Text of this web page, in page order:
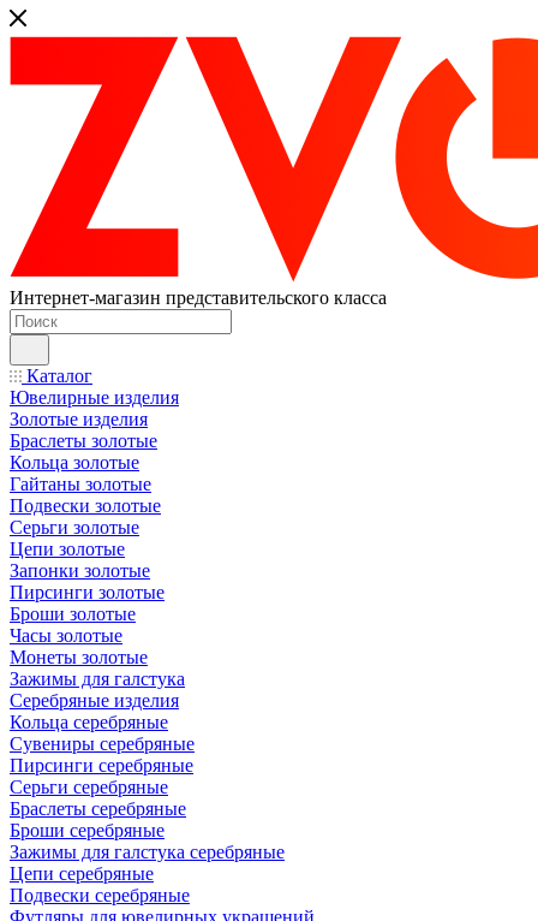
Интернет-магазин представительского класса
Каталог
Ювелирные изделия
Золотые изделия
Браслеты золотые
Кольца золотые
Гайтаны золотые
Подвески золотые
Серьги золотые
Цепи золотые
Запонки золотые
Пирсинги золотые
Броши золотые
Часы золотые
Монеты золотые
Зажимы для галстука
Серебряные изделия
Кольца серебряные
Сувениры серебряные
Пирсинги серебряные
Серьги серебряные
Браслеты серебряные
Броши серебряные
Зажимы для галстука серебряные
Цепи серебряные
Подвески серебряные
Футляры для ювелирных украшений